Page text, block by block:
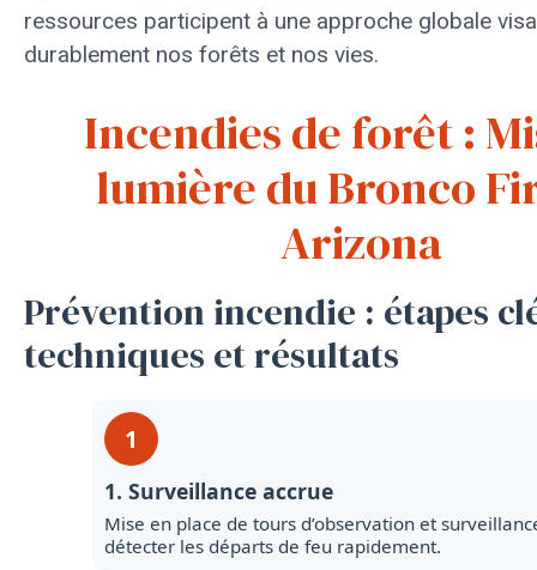
ressources participent à une approche globale
durablement nos forêts et nos vies.
Incendies de forêt :
lumière du Bronco
Arizona
Prévention incendie : étapes
techniques et résultats
1
1. Surveillance accrue
Mise en place de tours d’observation et
détecter les départs de feu rapidement.